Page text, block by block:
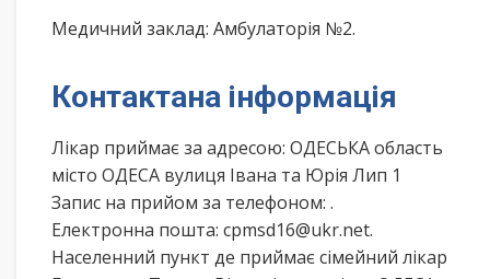
Медичний заклад: Амбулаторія №2.
Контактана інформація
Лікар приймає за адресою: ОДЕСЬКА область
місто ОДЕСА вулиця Івана та Юрія Лип 1
Запис на прийом за телефоном: .
Електронна пошта: cpmsd16@ukr.net.
Населенний пункт де приймає сімейний лікар